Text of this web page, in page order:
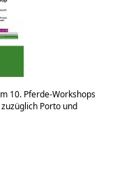
10. Pferde-Workshops
Porto und